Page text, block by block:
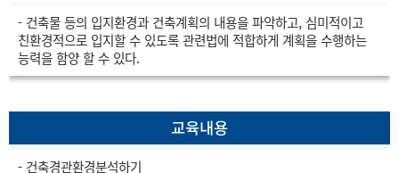
- 건축물 등의 입지환경과 건축계획의 내용을 파악하고, 심미적이고
친환경적으로 입지할 수 있도록 관련법에 적합하게 계획을 수행하는
능력을 함양 할 수 있다.
교육내용
- 건축경관환경분석하기